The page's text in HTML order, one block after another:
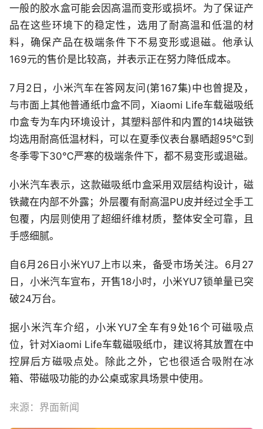
一般的胶水盒可能会因高温而变形或损坏。为了保证产
品在这些环境下的稳定性，选用了耐高温和低温的材
料，确保产品在极端条件下不易变形或退磁。他承认
169元的售价是比较高，并表示正在努力降低成本。
7月2日，小米汽车在答网友问(第167集)中也曾提及，
与市面上其他普通纸巾盒不同，Xiaomi Life车载磁吸纸
巾盒专为车内环境设计，其塑料部件和内置的14块磁铁
均选用耐高低温材料，可以在夏季仪表台暴晒超95℃到
冬季零下30℃严寒的极端条件下，都不易变形或退磁。
小米汽车表示，这款磁吸纸巾盒采用双层结构设计，磁
铁藏在内部不外露；外层覆有耐高温PU皮并经过全手工
包覆，内层则使用了超细纤维材质，整体安全可靠，且
手感细腻。
自6月26日小米YU7上市以来，备受市场关注。6月27
日，小米汽车宣布，开售18小时，小米YU7锁单量已突
破24万台。
据小米汽车介绍，小米YU7全车有9处16个可磁吸点
位，针对Xiaomi Life车载磁吸纸巾，建议将其放置在中
控屏后方磁吸点处。除此之外，它也很适合吸附在冰
箱、带磁吸功能的办公桌或家具场景中使用。
来源：界面新闻